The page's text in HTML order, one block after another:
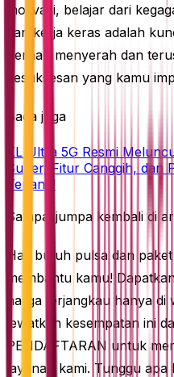
motivasi, belajar dari
dan kerja keras adalah
pernah menyerah dan
kesuksesan yang kamu
Baca juga
XL Ultra 5G Resmi
Super, Fitur Canggih, dan
Tenang!
Sampai jumpa kembali di
Hai, butuh pulsa dan
membantu kamu!
harga terjangkau hanya di
lewatkan kesempatan ini
PENDAFTARAN untuk
layanan kami. Tunggu